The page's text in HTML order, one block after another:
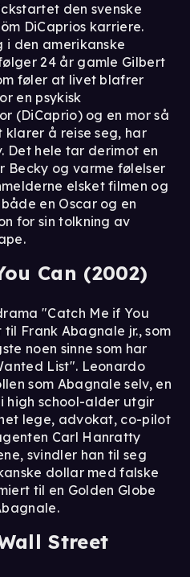
den svenske
DiCaprios karriere.
i den amerikanske
24 år gamle Gilbert
føler at livet blafrer
en psykisk
(DiCaprio) og en mor så
å reise seg, har
Det hele tar derimot en
Becky og varme følelser
elsket filmen og
en Oscar og en
for sin tolkning av
Can (2002)
"Catch Me if You
Frank Abagnale jr., som
noen sinne som har
List". Leonardo
som Abagnale selv, en
high school-alder utgir
lege, advokat, co-pilot
Carl Hanratty
svindler han til seg
dollar med falske
til en Golden Globe
Street